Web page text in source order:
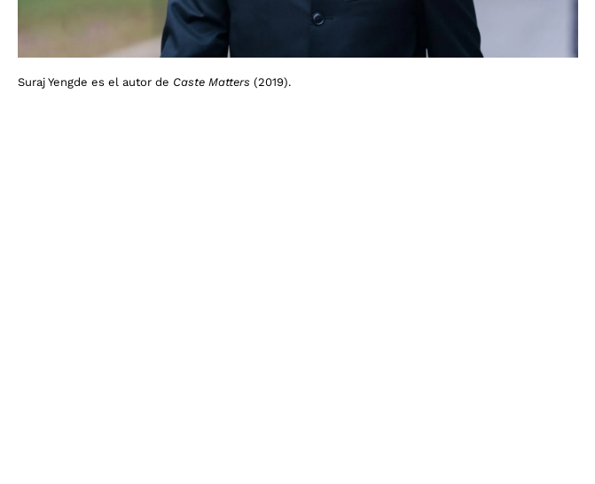
Suraj Yengde es el autor de Caste Matters (2019).